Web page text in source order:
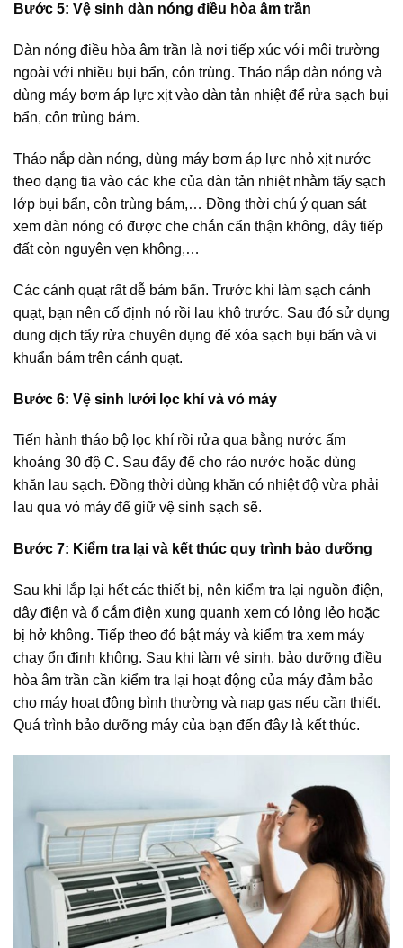
Bước 5: Vệ sinh dàn nóng điều hòa âm trần
Dàn nóng điều hòa âm trần là nơi tiếp xúc với môi trường
ngoài với nhiều bụi bẩn, côn trùng. Tháo nắp dàn nóng và
dùng máy bơm áp lực xịt vào dàn tản nhiệt để rửa sạch bụi
bẩn, côn trùng bám.
Tháo nắp dàn nóng, dùng máy bơm áp lực nhỏ xịt nước
theo dạng tia vào các khe của dàn tản nhiệt nhằm tẩy sạch
lớp bụi bẩn, côn trùng bám,… Đồng thời chú ý quan sát
xem dàn nóng có được che chắn cẩn thận không, dây tiếp
đất còn nguyên vẹn không,…
Các cánh quạt rất dễ bám bẩn. Trước khi làm sạch cánh
quạt, bạn nên cố định nó rồi lau khô trước. Sau đó sử dụng
dung dịch tẩy rửa chuyên dụng để xóa sạch bụi bẩn và vi
khuẩn bám trên cánh quạt.
Bước 6: Vệ sinh lưới lọc khí và vỏ máy
Tiến hành tháo bộ lọc khí rồi rửa qua bằng nước ấm
khoảng 30 độ C. Sau đấy để cho ráo nước hoặc dùng
khăn lau sạch. Đồng thời dùng khăn có nhiệt độ vừa phải
lau qua vỏ máy để giữ vệ sinh sạch sẽ.
Bước 7: Kiểm tra lại và kết thúc quy trình bảo dưỡng
Sau khi lắp lại hết các thiết bị, nên kiểm tra lại nguồn điện,
dây điện và ổ cắm điện xung quanh xem có lỏng lẻo hoặc
bị hở không. Tiếp theo đó bật máy và kiểm tra xem máy
chạy ổn định không. Sau khi làm vệ sinh, bảo dưỡng điều
hòa âm trần cần kiểm tra lại hoạt động của máy đảm bảo
cho máy hoạt động bình thường và nạp gas nếu cần thiết.
Quá trình bảo dưỡng máy của bạn đến đây là kết thúc.